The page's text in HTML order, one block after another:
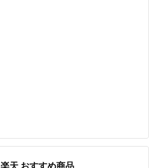
楽天 おすすめ商品